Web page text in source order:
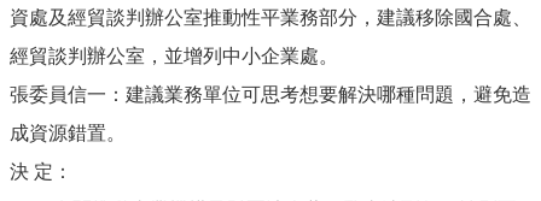
資處及經貿談判辦公室推動性平業務部分，建議移除國合處、
經貿談判辦公室，並增列中小企業處。
張委員信一：建議業務單位可思考想要解決哪種問題，避免造
成資源錯置。
決 定：